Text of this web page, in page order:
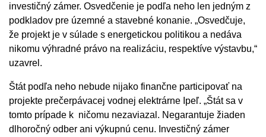
investičný zámer. Osvedčenie je podľa neho len jedným z
podkladov pre územné a stavebné konanie. „Osvedčuje,
že projekt je v súlade s energetickou politikou a nedáva
nikomu výhradné právo na realizáciu, respektíve výstavbu,“
uzavrel.
Štát podľa neho nebude nijako finančne participovať na
projekte prečerpávacej vodnej elektrárne Ipeľ. „Štát sa v
tomto prípade k ničomu nezaviazal. Negarantuje žiaden
dlhoročný odber ani výkupnú cenu. Investičný zámer